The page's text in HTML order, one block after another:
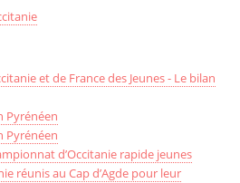
et de France des Jeunes - Le bilan
Pyrénéen
Pyrénéen
d’Occitanie rapide jeunes
réunis au Cap d’Agde pour leur